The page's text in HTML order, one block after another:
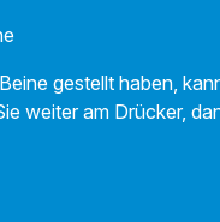
gestellt haben,
weiter am Drücker,